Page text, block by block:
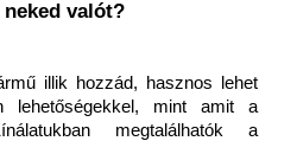
valót?
illik hozzád, hasznos lehet
lehetőségekkel, mint amit a
megtalálhatók a